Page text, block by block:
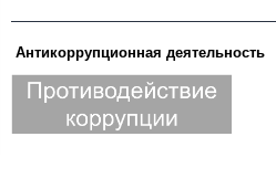
Антикоррупционная деятельность